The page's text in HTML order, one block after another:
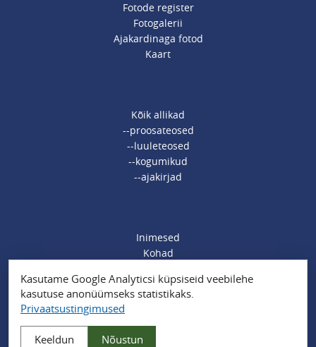
Fotode register
Fotogalerii
Ajakardinaga fotod
Kaart
Kõik allikad
--proosateosed
--luuleteosed
--kogumikud
--ajakirjad
Inimesed
Kohad
Organisatsioonid
Sündmused
Muud märksõnad
Kasutame Google Analyticsi küpsiseid veebilehe
kasutuse anonüümseks statistikaks.
Privaatsustingimused
Keeldun Nõustun